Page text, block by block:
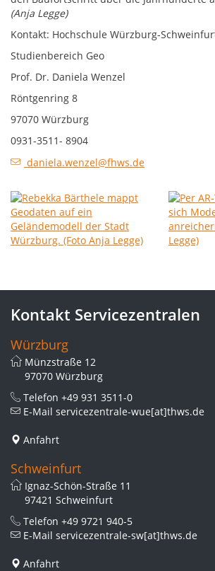
(Anja Legge)
Kontakt: Hochschule Würzburg-
Studienbereich Geo
Prof. Dr. Daniela Wenzel
Röntgenring 8
97070 Würzburg
0931-3511- 8904
daniela.wenzel@fhws.de
Kontakt Servicezentralen
Würzburg
Münzstraße 12
97070 Würzburg
Telefon +49 931 3511-0
E-Mail servicezentrale-wue[at]thws.de
Anfahrt
Schweinfurt
Ignaz-Schön-Straße 11
97421 Schweinfurt
Telefon +49 9721 940-5
E-Mail servicezentrale-sw[at]thws.de
Anfahrt